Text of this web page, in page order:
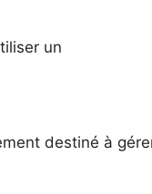
un
destiné à